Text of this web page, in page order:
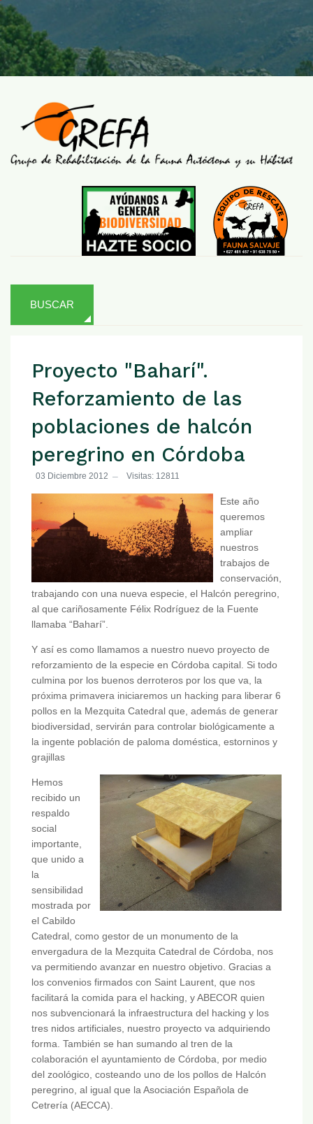
BUSCAR
Proyecto "Baharí".
Reforzamiento de las
poblaciones de halcón
peregrino en Córdoba
03 Diciembre 2012 Visitas: 12811
Este año
queremos
ampliar
nuestros
trabajos de
conservación,
trabajando con una nueva especie, el Halcón peregrino,
al que cariñosamente Félix Rodríguez de la Fuente
llamaba “Baharí”.
Y así es como llamamos a nuestro nuevo proyecto de
reforzamiento de la especie en Córdoba capital. Si todo
culmina por los buenos derroteros por los que va, la
próxima primavera iniciaremos un hacking para liberar 6
pollos en la Mezquita Catedral que, además de generar
biodiversidad, servirán para controlar biológicamente a
la ingente población de paloma doméstica, estorninos y
grajillas
Hemos
recibido un
respaldo
social
importante,
que unido a
la
sensibilidad
mostrada por
el Cabildo
Catedral, como gestor de un monumento de la
envergadura de la Mezquita Catedral de Córdoba, nos
va permitiendo avanzar en nuestro objetivo. Gracias a
los convenios firmados con Saint Laurent, que nos
facilitará la comida para el hacking, y ABECOR quien
nos subvencionará la infraestructura del hacking y los
tres nidos artificiales, nuestro proyecto va adquiriendo
forma. También se han sumando al tren de la
colaboración el ayuntamiento de Córdoba, por medio
del zoológico, costeando uno de los pollos de Halcón
peregrino, al igual que la Asociación Española de
Cetrería (AECCA).